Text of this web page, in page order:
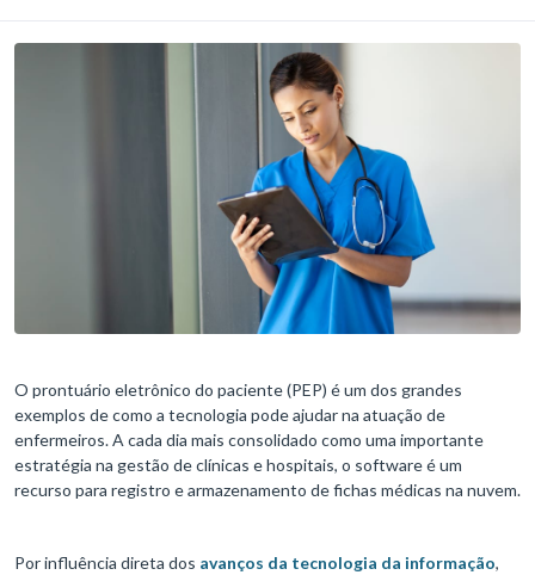
O prontuário eletrônico do paciente (PEP) é um dos grandes
exemplos de como a tecnologia pode ajudar na atuação de
enfermeiros. A cada dia mais consolidado como uma importante
estratégia na gestão de clínicas e hospitais, o software é um
recurso para registro e armazenamento de fichas médicas na nuvem.
Por influência direta dos avanços da tecnologia da informação,